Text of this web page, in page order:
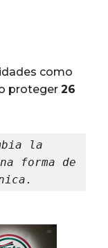
como
proteger 26
la
forma de